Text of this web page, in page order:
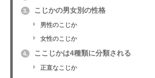
3. こじかの男女別の性格
男性のこじか
女性のこじか
4. ここじかは4種類に分類される
正直なこじか